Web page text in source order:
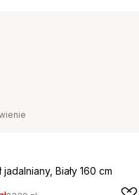
jadalniany, Biały 160 cm